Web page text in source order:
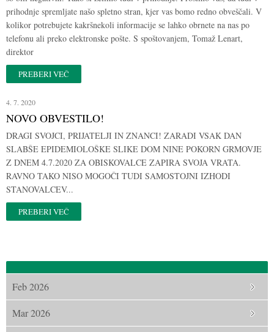
prihodnje spremljate našo spletno stran, kjer vas bomo redno obveščali. V
kolikor potrebujete kakršnekoli informacije se lahko obrnete na nas po
telefonu ali preko elektronske pošte. S spoštovanjem, Tomaž Lenart,
direktor
PREBERI VEČ
4. 7. 2020
NOVO OBVESTILO!
DRAGI SVOJCI, PRIJATELJI IN ZNANCI! ZARADI VSAK DAN
SLABŠE EPIDEMIOLOŠKE SLIKE DOM NINE POKORN GRMOVJE
Z DNEM 4.7.2020 ZA OBISKOVALCE ZAPIRA SVOJA VRATA.
RAVNO TAKO NISO MOGOČI TUDI SAMOSTOJNI IZHODI
STANOVALCEV...
PREBERI VEČ
Feb 2026
Mar 2026